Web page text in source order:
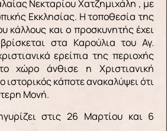
Νεκταρίου Χατζημιχάλη , με
Εκκλησίας. Η τοποθεσία της
κάλλους και ο προσκυνητής έχει
στα Καρούλια του Αγ.
ερείπια της περιοχής
χώρο άνθισε η Χριστιανική
ιστορικός κάποτε ανακαλύψει ότι
Μονή.
στις 26 Μαρτίου και 6